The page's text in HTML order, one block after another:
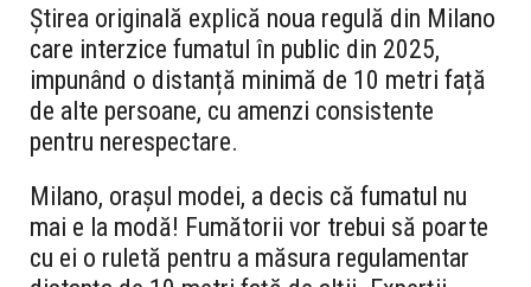
Știrea originală explică noua regulă din Milano
care interzice fumatul în public din 2025,
impunând o distanță minimă de 10 metri față
de alte persoane, cu amenzi consistente
pentru nerespectare.
Milano, orașul modei, a decis că fumatul nu
mai e la modă! Fumătorii vor trebui să poarte
cu ei o ruletă pentru a măsura regulamentar